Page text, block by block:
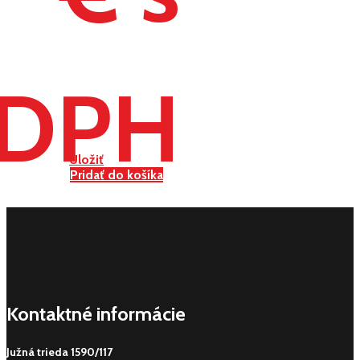
Uložiť
Pridať do košíka
Kontaktné informácie
Južná trieda 1590/117